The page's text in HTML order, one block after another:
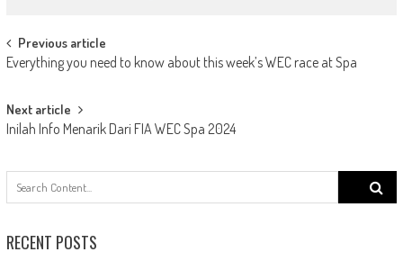
Post
navigation
Previous article
Everything you need to know about this week’s WEC race at Spa
Next article
Inilah Info Menarik Dari FIA WEC Spa 2024
Search
for:
RECENT POSTS